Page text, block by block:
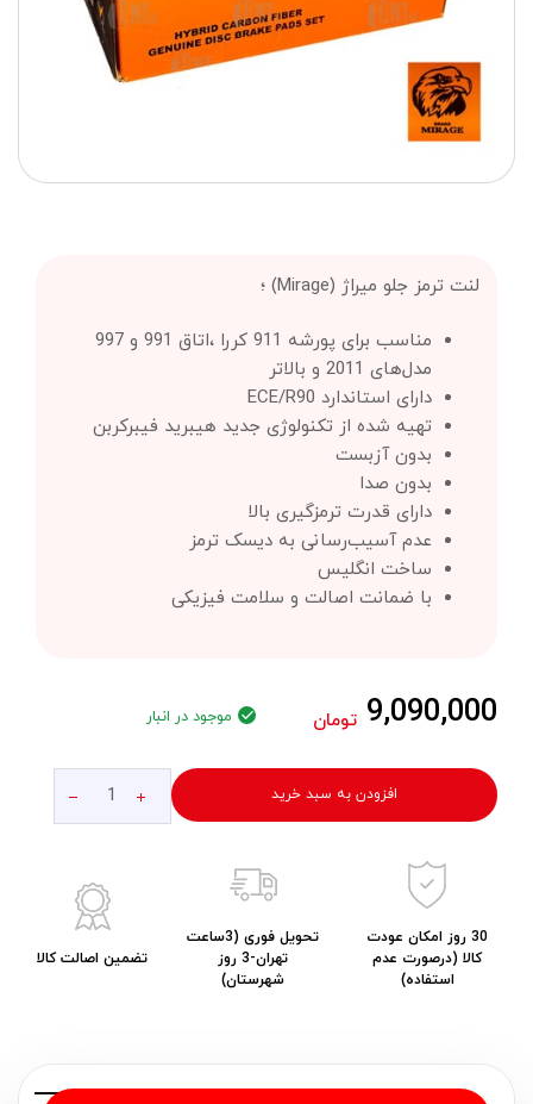
لنت ترمز جلو میراژ (Mirage) ؛
مناسب برای پورشه 911 کررا ،اتاق 991 و 997
مدل‌های 2011 و بالاتر
دارای استاندارد ECE/R90
تهیه شده از تکنولوژی جدید هیبرید فیبرکربن
بدون آزبست
بدون صدا
دارای قدرت ترمزگیری بالا
عدم آسیب‌رسانی به دیسک ترمز
ساخت انگلیس
با ضمانت اصالت و سلامت فیزیکی
9,090,000 تومان موجود در انبار
افزودن به سبد خرید
30 روز امکان عودت
کالا (درصورت عدم
استفاده)
تحویل فوری (3ساعت
تهران-3 روز
شهرستان)
تضمین اصالت کالا